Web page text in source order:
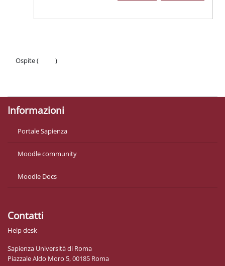
Ospite (
)
Informazioni
Portale Sapienza
Moodle community
Moodle Docs
Contatti
Help desk
Sapienza Università di Roma
Piazzale Aldo Moro 5, 00185 Roma